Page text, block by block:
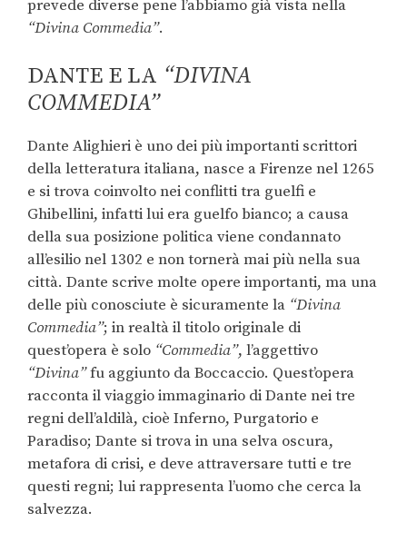
prevede diverse pene l’abbiamo già vista nella
“Divina Commedia”.
DANTE E LA “DIVINA
COMMEDIA”
Dante Alighieri è uno dei più importanti scrittori
della letteratura italiana, nasce a Firenze nel 1265
e si trova coinvolto nei conflitti tra guelfi e
Ghibellini, infatti lui era guelfo bianco; a causa
della sua posizione politica viene condannato
all’esilio nel 1302 e non tornerà mai più nella sua
città. Dante scrive molte opere importanti, ma una
delle più conosciute è sicuramente la “Divina
Commedia”; in realtà il titolo originale di
quest’opera è solo “Commedia”, l’aggettivo
“Divina”fu aggiunto da Boccaccio. Quest’opera
racconta il viaggio immaginario di Dante nei tre
regni dell’aldilà, cioè Inferno, Purgatorio e
Paradiso; Dante si trova in una selva oscura,
metafora di crisi, e deve attraversare tutti e tre
questi regni; lui rappresenta l’uomo che cerca la
salvezza.